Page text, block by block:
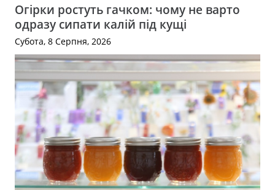
Огірки ростуть гачком: чому не варто
одразу сипати калій під кущі
Субота, 8 Серпня, 2026